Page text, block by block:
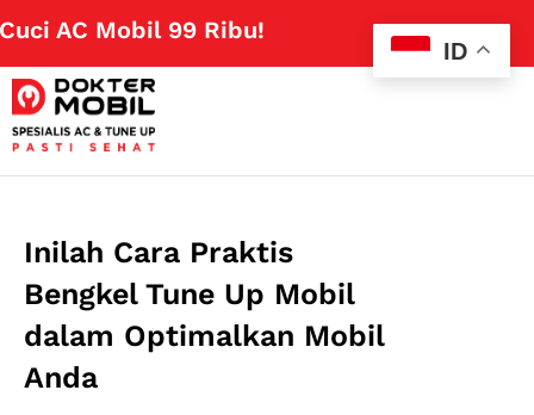
Mobil 99 Ribu!Klik Disini
Inilah Cara Praktis
Bengkel Tune Up Mobil
dalam Optimalkan Mobil
Anda
ID